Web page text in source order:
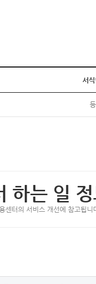
서
하는 일
센터의 서비스 개선에 참고됩니